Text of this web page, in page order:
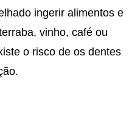
ingerir alimentos e
vinho, café ou
o risco de os dentes